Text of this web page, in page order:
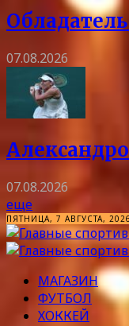
07.08.2026
07.08.2026
еще
ПЯТНИЦА, 7 АВГУСТА, 2026
МАГАЗИН
ФУТБОЛ
ХОККЕЙ